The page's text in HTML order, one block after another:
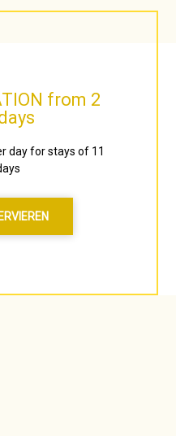
from 2
day for stays of 11